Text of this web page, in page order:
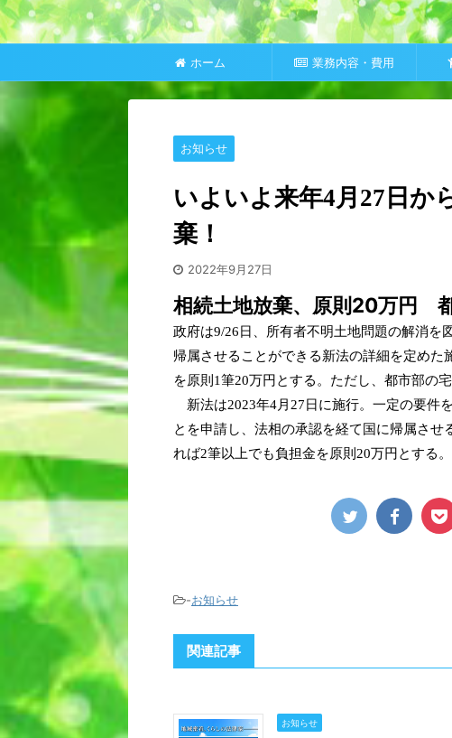
ホーム 業務内容・費用
お知らせ
いよいよ来年4月27日か
棄！
2022年9月27日
相続土地放棄、原則20万円
政府は9/26日、所有者不明土地問題の解消を
帰属させることができる新法の詳細を定め
を原則1筆20万円とする。ただし、都市部の
新法は2023年4月27日に施行。一定の要件
とを申請し、法相の承認を経て国に帰属さ
れば2筆以上でも負担金を原則20万円とす
-お知らせ
関連記事
お知らせ